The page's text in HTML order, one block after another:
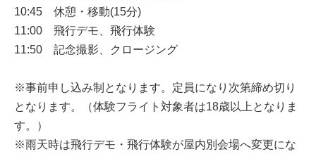
10:45 休憩・移動(15分)
11:00 飛行デモ、飛行体験
11:50 記念撮影、クロージング
※事前申し込み制となります。定員になり次第締め切り
となります。（体験フライト対象者は18歳以上となりま
す。）
※雨天時は飛行デモ・飛行体験が屋内別会場へ変更にな